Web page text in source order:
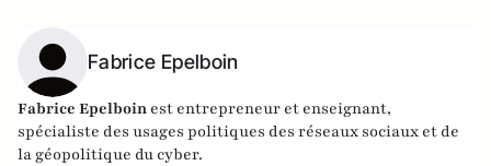
Fabrice Epelboin
Fabrice Epelboin est entrepreneur et enseignant,
spécialiste des usages politiques des réseaux sociaux et de
la géopolitique du cyber.